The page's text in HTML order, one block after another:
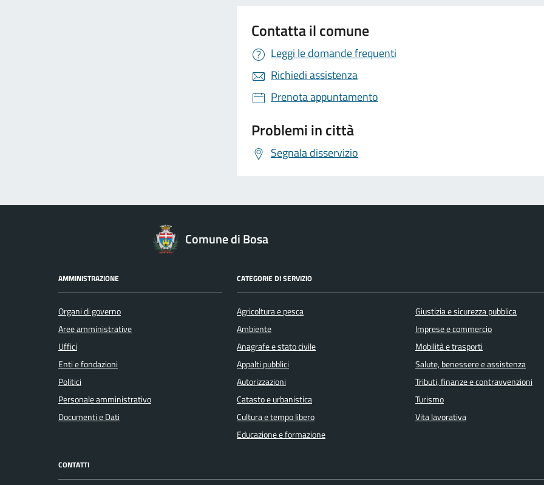
Contatta il comune
Leggi le domande frequenti
Richiedi assistenza
Prenota appuntamento
Problemi in città
Segnala disservizio
Comune di Bosa
AMMINISTRAZIONE
Organi di governo
Aree amministrative
Uffici
Enti e fondazioni
Politici
Personale amministrativo
Documenti e Dati
CATEGORIE DI SERVIZIO
Agricoltura e pesca
Ambiente
Anagrafe e stato civile
Appalti pubblici
Autorizzazioni
Catasto e urbanistica
Cultura e tempo libero
Educazione e formazione
Giustizia e sicurezza pubblica
Imprese e commercio
Mobilità e trasporti
Salute, benessere e assistenza
Tributi, finanze e contravvenzioni
Turismo
Vita lavorativa
CONTATTI